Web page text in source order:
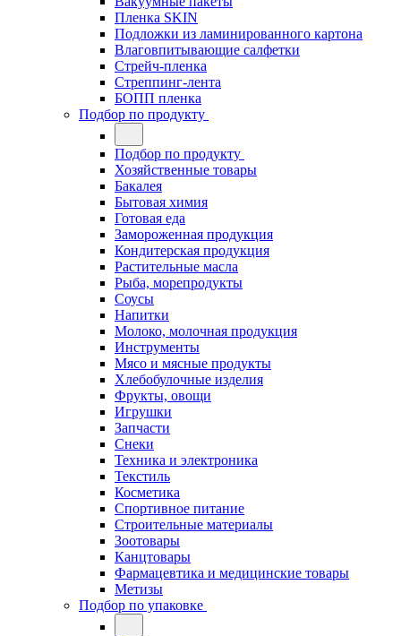
Пленка SKIN
Подложки из ламинированного картона
Влаговпитывающие салфетки
Стрейч-пленка
Стреппинг-лента
БОПП пленка
Подбор по продукту
Подбор по продукту
Хозяйственные товары
Бакалея
Бытовая химия
Готовая еда
Замороженная продукция
Кондитерская продукция
Растительные масла
Рыба, морепродукты
Соусы
Напитки
Молоко, молочная продукция
Инструменты
Мясо и мясные продукты
Хлебобулочные изделия
Фрукты, овощи
Игрушки
Запчасти
Снеки
Техника и электроника
Текстиль
Косметика
Спортивное питание
Строительные материалы
Зоотовары
Канцтовары
Фармацевтика и медицинские товары
Метизы
Подбор по упаковке